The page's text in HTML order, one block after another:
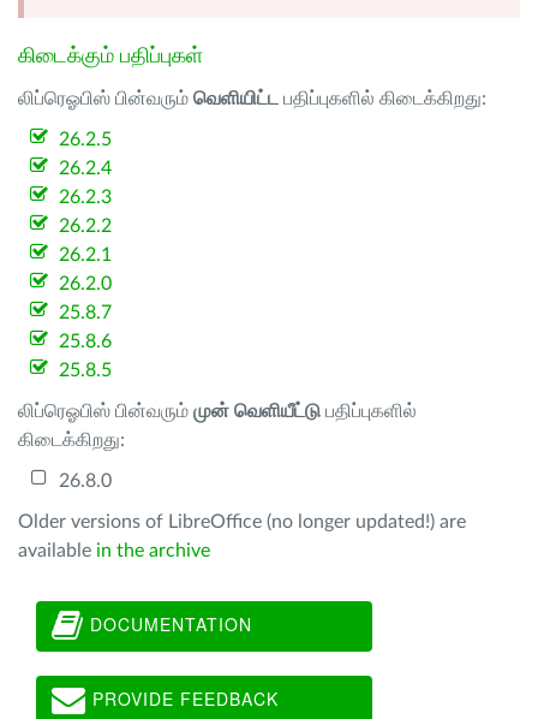
கிடைக்கும் பதிப்புகள்
லிப்ரெஓபிஸ் பின்வரும் வெளியிட்ட பதிப்புகளில் கிடைக்கிறது:
26.2.5
26.2.4
26.2.3
26.2.2
26.2.1
26.2.0
25.8.7
25.8.6
25.8.5
லிப்ரெஓபிஸ் பின்வரும் முன் வெளியீட்டு பதிப்புகளில்
கிடைக்கிறது:
26.8.0
Older versions of LibreOffice (no longer updated!) are
available in the archive
DOCUMENTATION
PROVIDE FEEDBACK